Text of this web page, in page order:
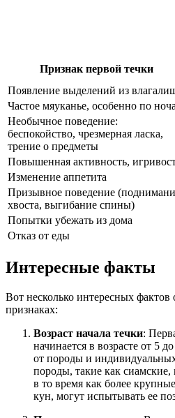
Признак первой течки
Появление выделений из
Частое мяуканье, особенно по
Необычное поведение:
беспокойство, чрезмерная ласка,
трение о предметы
Повышенная активность,
Изменение аппетита
Призывное поведение
хвоста, выгибание спины)
Попытки убежать из дома
Отказ от еды
Интересные факты
Вот несколько интересных фактов
признаках:
Возраст начала течки:
начинается в возрасте от 5
от породы и
породы, такие как сиамские,
в то время как более
кун, могут испытывать ее